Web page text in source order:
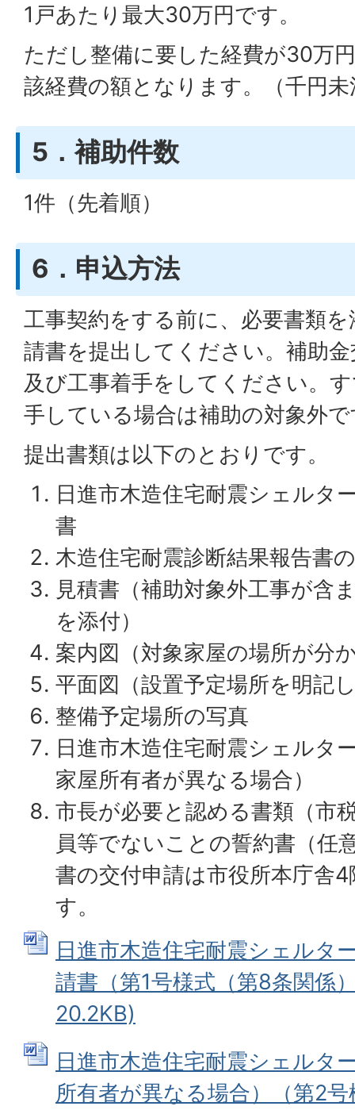
1戸あたり最大30万円です。
ただし整備に要した経費が30万
該経費の額となります。（千円
5．補助件数
1件（先着順）
6．申込方法
工事契約をする前に、必要書類
請書を提出してください。補助
及び工事着手をしてください。
手している場合は補助の対象外
提出書類は以下のとおりです。
日進市木造住宅耐震シェルタ
書
木造住宅耐震診断結果報告書
見積書（補助対象外工事が含
を添付）
案内図（対象家屋の場所が分
平面図（設置予定場所を明記
整備予定場所の写真
日進市木造住宅耐震シェルタ
家屋所有者が異なる場合）
市長が必要と認める書類（市
員等でないことの誓約書（任
書の交付申請は市役所本庁舎
す。
日進市木造住宅耐震シェルタ
請書（第1号様式（第8条関係
20.2KB)
日進市木造住宅耐震シェルタ
所有者が異なる場合）（第2